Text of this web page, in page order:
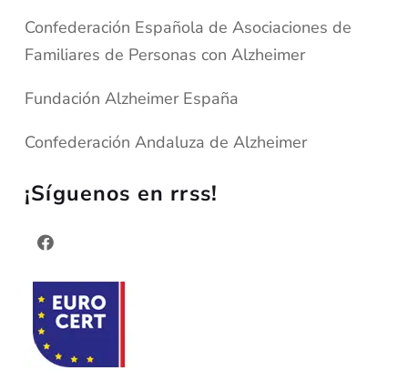
Confederación Española de Asociaciones de
Familiares de Personas con Alzheimer
Fundación Alzheimer España
Confederación Andaluza de Alzheimer
¡Síguenos en rrss!